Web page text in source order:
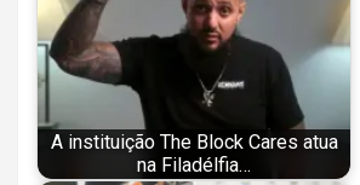
A instituição The Block Cares atua
na Filadélfia…